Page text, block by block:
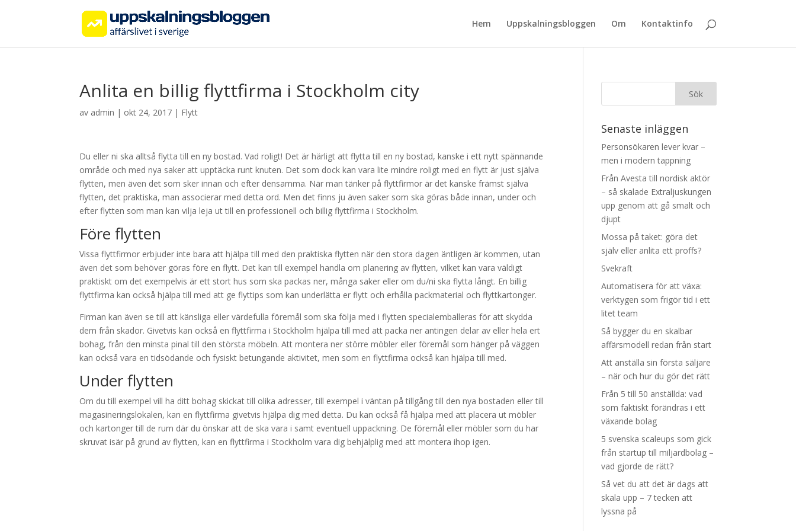
Hem Uppskalningsbloggen Om Kontaktinfo
Anlita en billig flyttfirma i Stockholm city
av admin | okt 24, 2017 | Flytt
Du eller ni ska alltså flytta till en ny bostad. Vad roligt! Det är härligt att flytta till en ny bostad, kanske i ett nytt spännande
område och med nya saker att upptäcka runt knuten. Det som dock kan vara lite mindre roligt med en flytt är just själva
flytten, men även det som sker innan och efter densamma. När man tänker på flyttfirmor är det kanske främst själva
flytten, det praktiska, man associerar med detta ord. Men det finns ju även saker som ska göras både innan, under och
efter flytten som man kan vilja leja ut till en professionell och billig flyttfirma i Stockholm.
Före flytten
Vissa flyttfirmor erbjuder inte bara att hjälpa till med den praktiska flytten när den stora dagen äntligen är kommen, utan
även det som behöver göras före en flytt. Det kan till exempel handla om planering av flytten, vilket kan vara väldigt
praktiskt om det exempelvis är ett stort hus som ska packas ner, många saker eller om du/ni ska flytta långt. En billig
flyttfirma kan också hjälpa till med att ge flyttips som kan underlätta er flytt och erhålla packmaterial och flyttkartonger.
Firman kan även se till att känsliga eller värdefulla föremål som ska följa med i flytten specialemballeras för att skydda
dem från skador. Givetvis kan också en flyttfirma i Stockholm hjälpa till med att packa ner antingen delar av eller hela ert
bohag, från den minsta pinal till den största möbeln. Att montera ner större möbler eller föremål som hänger på väggen
kan också vara en tidsödande och fysiskt betungande aktivitet, men som en flyttfirma också kan hjälpa till med.
Under flytten
Om du till exempel vill ha ditt bohag skickat till olika adresser, till exempel i väntan på tillgång till den nya bostaden eller till
magasineringslokalen, kan en flyttfirma givetvis hjälpa dig med detta. Du kan också få hjälpa med att placera ut möbler
och kartonger till de rum där du önskar att de ska vara i samt eventuell uppackning. De föremål eller möbler som du har
skruvat isär på grund av flytten, kan en flyttfirma i Stockholm vara dig behjälplig med att montera ihop igen.
Senaste inläggen
Personsökaren lever kvar –
men i modern tappning
Från Avesta till nordisk aktör
– så skalade Extraljuskungen
upp genom att gå smalt och
djupt
Mossa på taket: göra det
själv eller anlita ett proffs?
Svekraft
Automatisera för att växa:
verktygen som frigör tid i ett
litet team
Så bygger du en skalbar
affärsmodell redan från start
Att anställa sin första säljare
– när och hur du gör det rätt
Från 5 till 50 anställda: vad
som faktiskt förändras i ett
växande bolag
5 svenska scaleups som gick
från startup till miljardbolag –
vad gjorde de rätt?
Så vet du att det är dags att
skala upp – 7 tecken att
lyssna på